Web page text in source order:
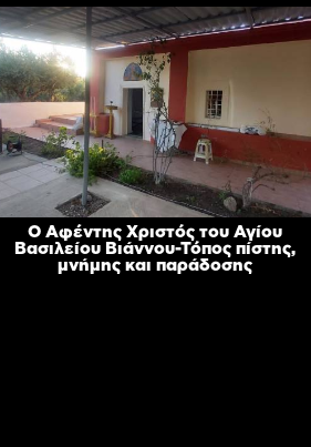
Ο Αφέντης Χριστός του Αγίου
Βασιλείου Βιάννου-Τόπος πίστης,
μνήμης και παράδοσης